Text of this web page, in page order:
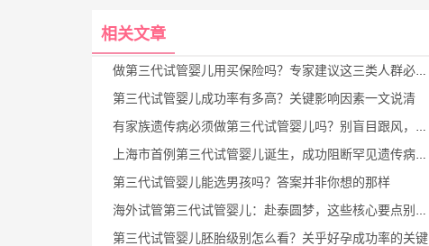
相关文章
做第三代试管婴儿用买保险吗？专家建议这三类人群必须考虑
第三代试管婴儿成功率有多高？关键影响因素一文说清
有家族遗传病必须做第三代试管婴儿吗？别盲目跟风，这3种情况才需要
上海市首例第三代试管婴儿诞生，成功阻断罕见遗传病圆生育梦
第三代试管婴儿能选男孩吗？答案并非你想的那样
海外试管第三代试管婴儿：赴泰圆梦，这些核心要点别错过
第三代试管婴儿胚胎级别怎么看？关乎好孕成功率的关键